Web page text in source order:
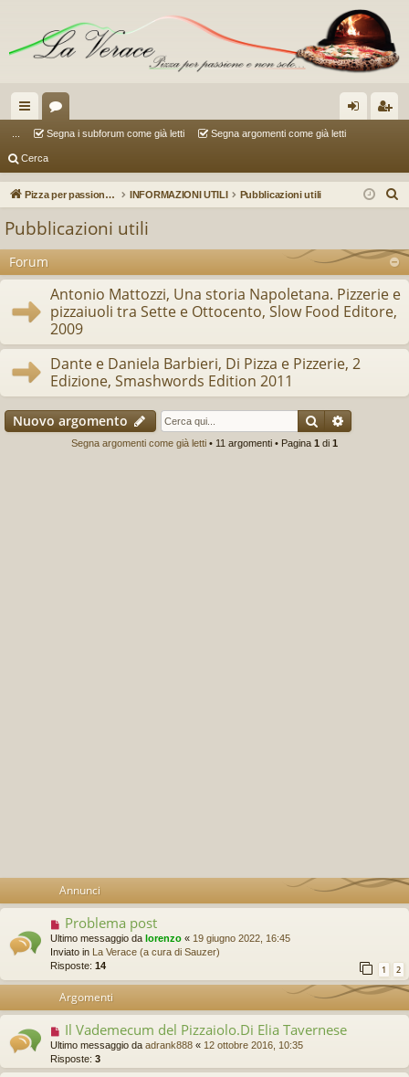
oll
eg
a
ti
ap
idi
or
iti
Segna i subforum come già letti Segna argomenti come già letti
Cerca
Pizza per passione enon solo... INFORMAZIONI UTILI Pubblicazioni utili
c
a
Pubblicazioni utili
Forum
Antonio Mattozzi, Una storia Napoletana. Pizzerie e
pizzaiuoli tra Sette e Ottocento, Slow Food Editore,
2009
Dante e Daniela Barbieri, Di Pizza e Pizzerie, 2
Edizione, Smashwords Edition 2011
Nuovo argomento Cerca
Segna argomenti come già letti • 11 argomenti • Pagina 1 di 1
Annunci
Problema post
Ultimo messaggio da lorenzo « 19 giugno 2022, 16:45
Inviato in La Verace (a cura di Sauzer)
Risposte: 14 1 2
Argomenti
Il Vademecum del Pizzaiolo.Di Elia Tavernese
Ultimo messaggio da adrank888 « 12 ottobre 2016, 10:35
Risposte: 3